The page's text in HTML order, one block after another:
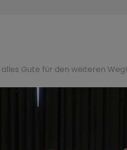
Gute für den weiteren Weg!